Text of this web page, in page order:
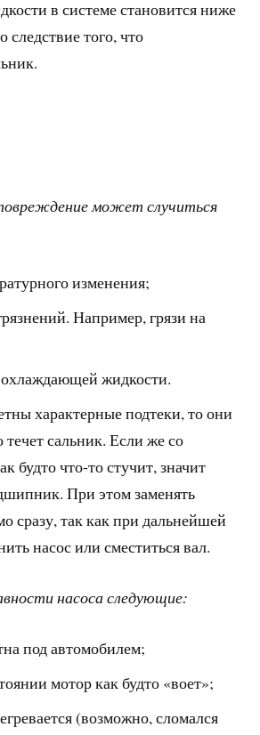
в системе становится ниже
следствие того, что
может случиться
изменения;
Например, грязи на
жидкости.
характерные подтеки, то они
течет сальник. Если же со
будто что-то стучит, значит
При этом заменять
сразу, так как при дальнейшей
насос или сместиться вал.
насоса следующие:
под автомобилем;
мотор как будто «воет»;
(возможно, сломался